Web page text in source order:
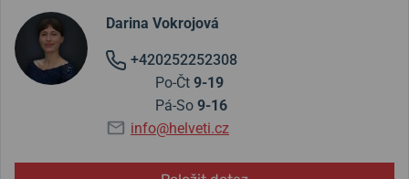
Darina Vokrojová
+420252252308
Po-Čt 9-19
Pá-So 9-16
info@helveti.cz